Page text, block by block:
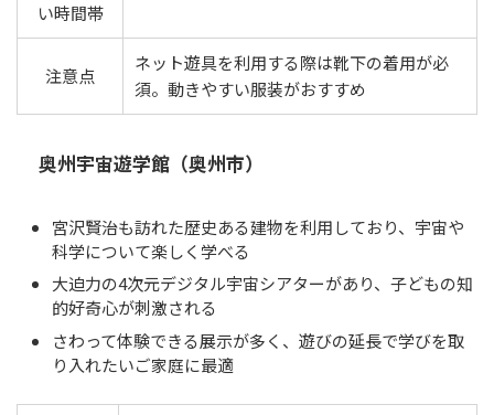
い時間帯
注意点
ネット遊具を利用する際は靴下の着用が必
須。動きやすい服装がおすすめ
奥州宇宙遊学館（奥州市）
宮沢賢治も訪れた歴史ある建物を利用しており、宇宙や
科学について楽しく学べる
大迫力の4次元デジタル宇宙シアターがあり、子どもの知
的好奇心が刺激される
さわって体験できる展示が多く、遊びの延長で学びを取
り入れたいご家庭に最適